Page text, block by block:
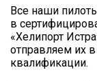
Все наши
в
«Хелипорт
отправляем их
квалификации.